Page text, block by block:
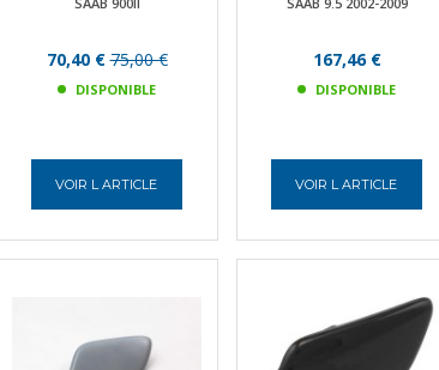
70,40 €75,00 €
DISPONIBLE
VOIR L ARTICLE
167,46 €
DISPONIBLE
VOIR L ARTICLE